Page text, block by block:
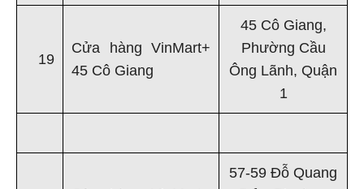
19
Cửa hàng VinMart+
45 Cô Giang
45 Cô Giang,
Phường Cầu
Ông Lãnh, Quận
1
57-59 Đỗ Quang